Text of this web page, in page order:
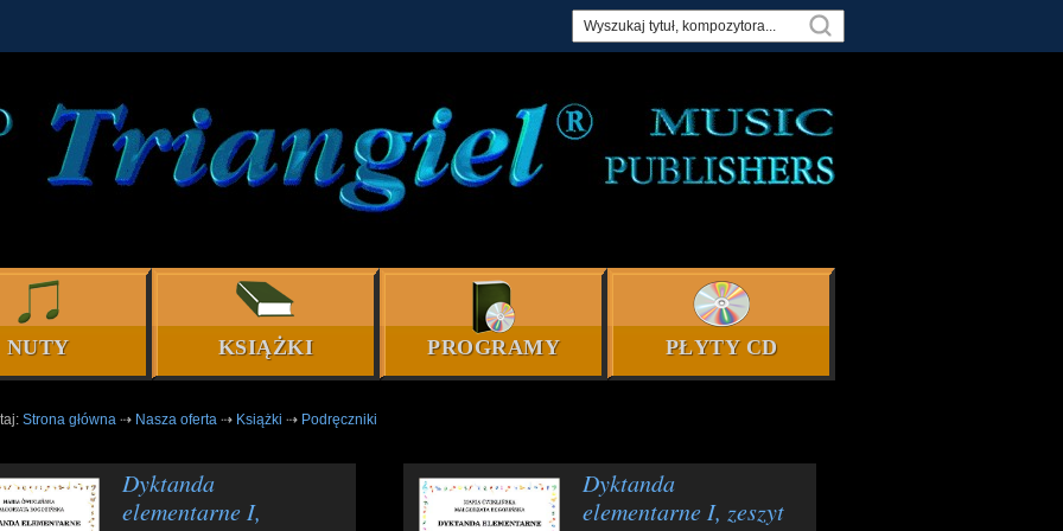
NUTY
KSIĄŻKI PROGRAMY PŁYTY CD
Strona główna ⇢ Nasza oferta ⇢ Książki ⇢ Podręczniki
Dyktanda
elementarne I,
Dyktanda
elementarne I, zeszyt